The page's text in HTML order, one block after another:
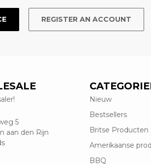
REGISTER AN ACCOUNT
5
aan den Rijn
Nieuw
Bestsellers
Britse Producten
Amerikaanse
BBQ